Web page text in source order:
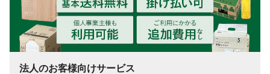
法人のお客様向けサービス